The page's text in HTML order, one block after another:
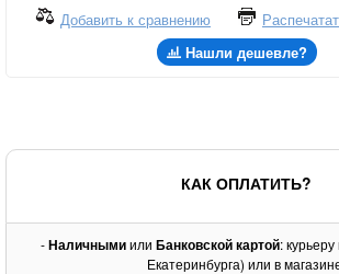
Добавить к сравнению
Нашли дешевле?
КАК ОПЛАТИТЬ?
-Наличнымиили Банковской картой:
Екатеринбурга) или в